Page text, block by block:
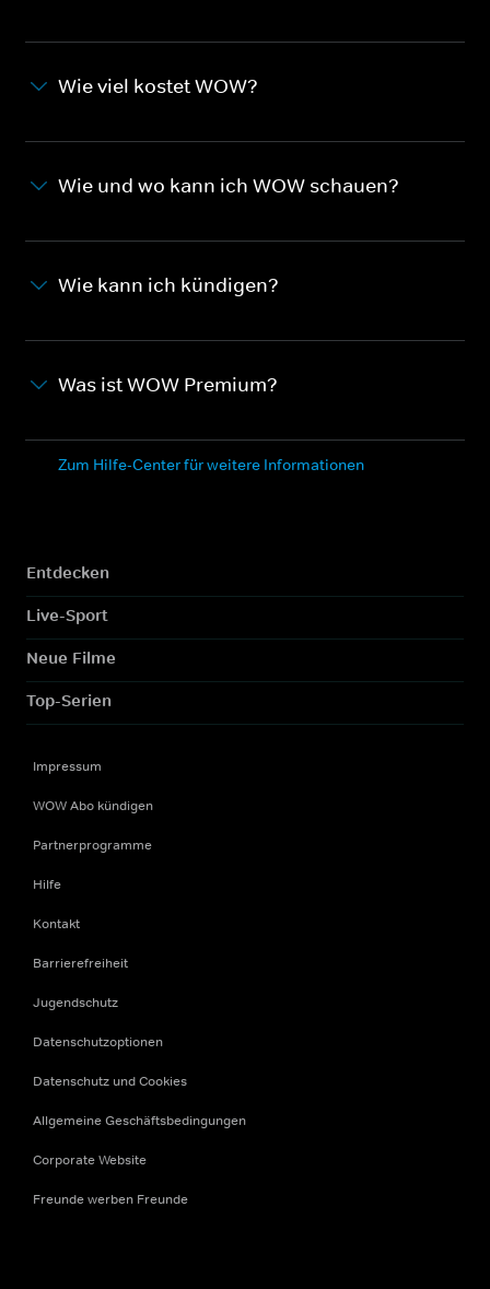
Wie viel kostet WOW?
Wie und wo kann ich WOW schauen?
Wie kann ich kündigen?
Was ist WOW Premium?
Zum Hilfe-Center für weitere Informationen
Entdecken
Live-Sport
Neue Filme
Top-Serien
Impressum
WOW Abo kündigen
Partnerprogramme
Hilfe
Kontakt
Barrierefreiheit
Jugendschutz
Datenschutzoptionen
Datenschutz und Cookies
Allgemeine Geschäftsbedingungen
Corporate Website
Freunde werben Freunde